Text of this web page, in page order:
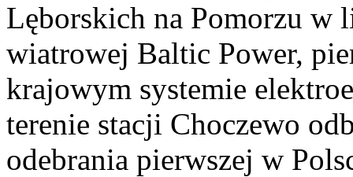
Lęborskich na Pomorzu w
wiatrowej Baltic Power,
krajowym systemie
terenie stacji Choczewo
odebrania pierwszej w